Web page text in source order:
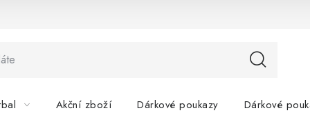
Akční zboží Dárkové poukazy Dárkové